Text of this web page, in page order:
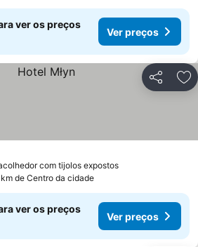
ver os preços
Ver preços
Partilhar
com tijolos expostosVer preços
de Centro da cidade
ver os preços
Ver preços